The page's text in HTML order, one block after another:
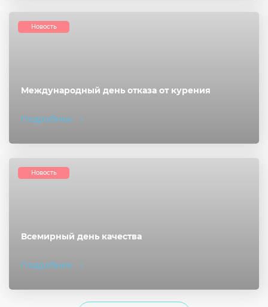
Международный день отказа от курения
Подробнее
Новость
Всемирный день качества
Подробнее
Новость